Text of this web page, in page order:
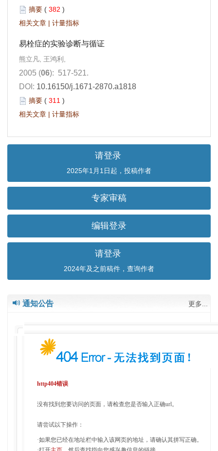
摘要 ( 382 )
相关文章 | 计量指标
易栓症的实验诊断与循证
熊立凡, 王鸿利,
2005 (06): 517-521.
DOI: 10.16150/j.1671-2870.a1818
摘要 ( 311 )
相关文章 | 计量指标
请登录
2025年1月1日起，投稿作者
专家审稿
编辑登录
请登录
2024年及之前稿件，查询作者
通知公告 更多...
http404错误
没有找到您要访问的页面，请检查您是否输入正确url。
请尝试以下操作：
·如果您已经在地址栏中输入该网页的地址，请确认其拼写正确。